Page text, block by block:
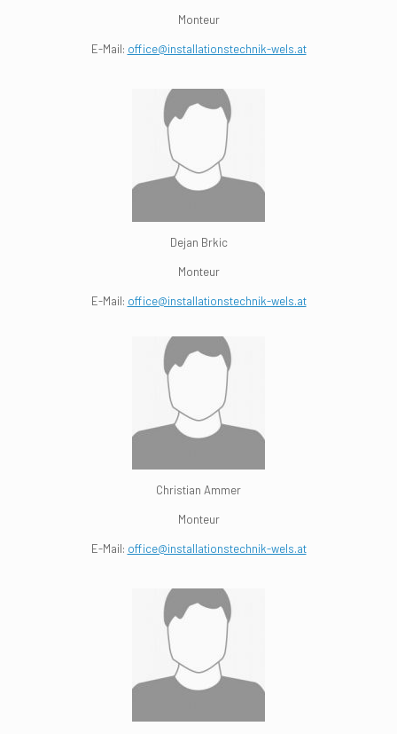
Monteur
E-Mail: office@installationstechnik-wels.at
Dejan Brkic
Monteur
E-Mail: office@installationstechnik-wels.at
Christian Ammer
Monteur
E-Mail: office@installationstechnik-wels.at